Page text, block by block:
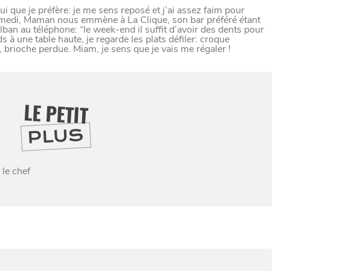
LE NORD
que je préfère: je me sens reposé et j’ai assez faim pour
Maman nous emmène à La Clique, son bar préféré étant
au téléphone: “le week-end il suffit d’avoir des dents pour
à une table haute, je regarde les plats défiler: croque
perdue. Miam, je sens que je vais me régaler !
LE PETIT
PLUS
chef